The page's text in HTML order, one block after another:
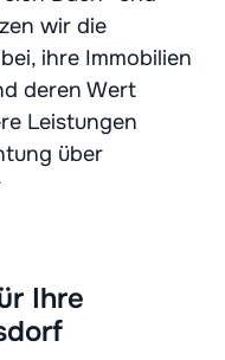
wir die
ihre Immobilien
deren Wert
Leistungen
über
Ihre